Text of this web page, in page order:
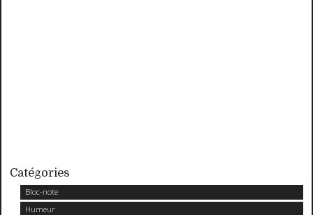
Catégories
Bloc-note
Humeur